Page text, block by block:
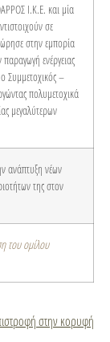
Ι.Κ.Ε. και μία
σε
στην εμπορία
ενέργειας
Συμμετοχικός –
πολυμετοχικά
μεγαλύτερων
ανάπτυξη νέων
της στον
του ομίλου
στην κορυφή